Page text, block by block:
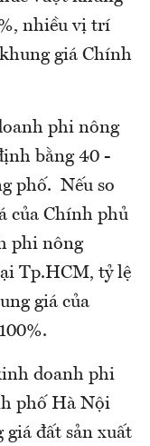
nhiều vị trí
giá Chính
phi nông
bằng 40 -
phố. Nếu so
của Chính phủ
phi nông
Tp.HCM, tỷ lệ
giá của
doanh phi
phố Hà Nội
đất sản xuất